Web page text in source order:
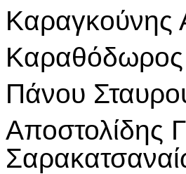
Πάνου
Αποστολίδης